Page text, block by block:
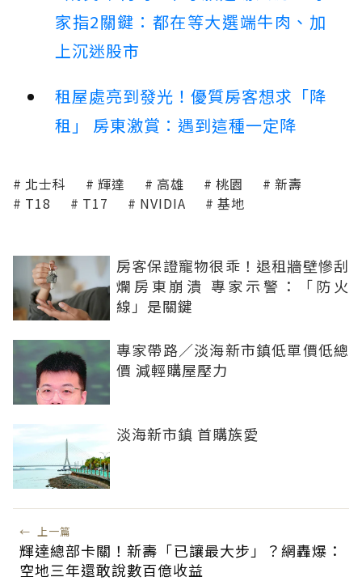
家指2關鍵：都在等大選端牛肉、加
上沉迷股市
租屋處亮到發光！優質房客想求「降
租」 房東激賞：遇到這種一定降
北士科 輝達 高雄 桃園
新壽
T18
T17 NVIDIA 基地
房客保證寵物很乖！退租牆壁慘刮
爛房東崩潰 專家示警：「防火
線」是關鍵
專家帶路／淡海新市鎮低單價低總
價 減輕購屋壓力
淡海新市鎮 首購族愛
← 上一篇
輝達總部卡關！新壽「已讓最大步」？網轟爆：
空地三年還敢說數百億收益